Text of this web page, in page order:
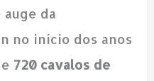
da
no início dos anos
720 cavalos de